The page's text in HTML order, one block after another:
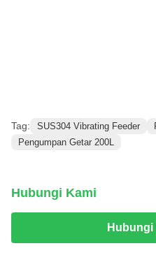
Tag: SUS304 Vibrating Feeder
Pengumpan Getar 200L
Hubungi Kami
Hubungi